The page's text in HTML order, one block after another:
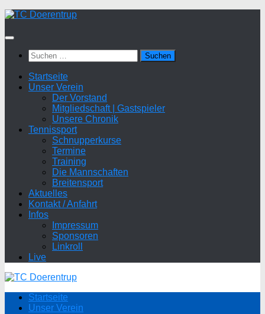
Zum
springen
Suchen
nach:
Startseite
Unser Verein
Der Vorstand
Mitgliedschaft | Gastspieler
Unsere Chronik
Tennissport
Schnupperkurse
Termine
Training
Die Mannschaften
Breitensport
Aktuelles
Kontakt / Anfahrt
Infos
Impressum
Sponsoren
Linkroll
Live
Startseite
Unser Verein